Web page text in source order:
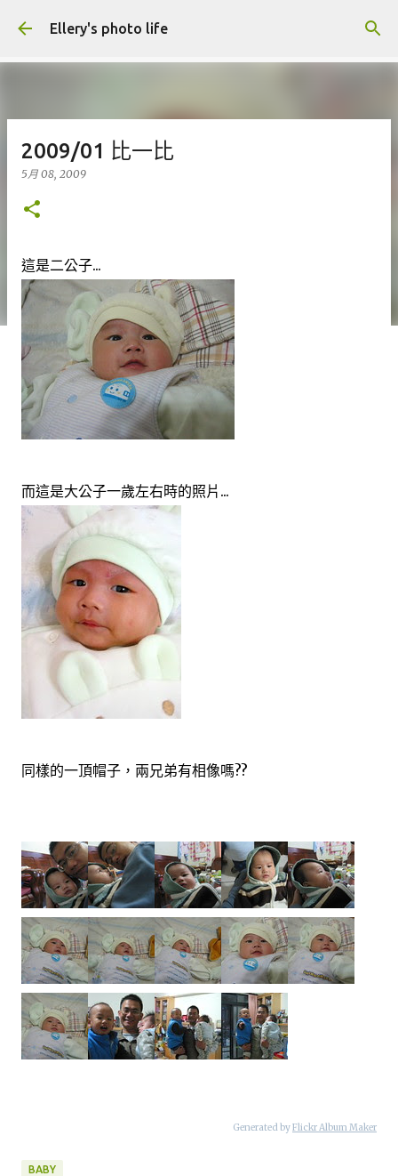
跳到主要內容
Ellery's photo life
2009/01 比一比
5月 08, 2009
這是二公子...
而這是大公子一歲左右時的照片...
同樣的一頂帽子，兩兄弟有相像嗎??
Generated byFlickr Album Maker
BABY